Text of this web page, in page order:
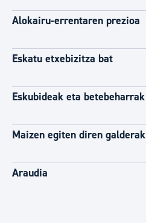
Alokairu-errentaren prezioa
Eskatu etxebizitza bat
Eskubideak eta betebeharrak
Maizen egiten diren galderak
Araudia